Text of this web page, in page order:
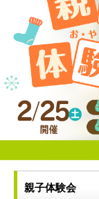
親子体験会